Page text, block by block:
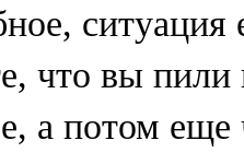
что вы
а потом